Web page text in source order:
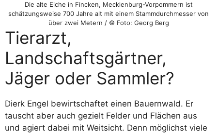
Die alte Eiche in Fincken, Mecklenburg-Vorpommern ist
schätzungsweise 700 Jahre alt mit einem Stammdurchmesser von
über zwei Metern / © Foto: Georg Berg
Tierarzt,
Landschaftsgärtner,
Jäger oder Sammler?
Dierk Engel bewirtschaftet einen Bauernwald. Er
tauscht aber auch gezielt Felder und Flächen aus
und agiert dabei mit Weitsicht. Denn möglichst viele